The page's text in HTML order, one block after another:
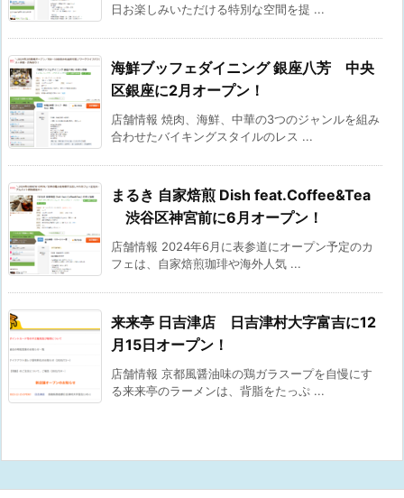
日お楽しみいただける特別な空間を提 ...
海鮮ブッフェダイニング 銀座八芳 中央
区銀座に2月オープン！
店舗情報 焼肉、海鮮、中華の3つのジャンルを組み
合わせたバイキングスタイルのレス ...
まるき 自家焙煎 Dish feat.Coffee&Tea
渋谷区神宮前に6月オープン！
店舗情報 2024年6月に表参道にオープン予定のカ
フェは、自家焙煎珈琲や海外人気 ...
来来亭 日吉津店 日吉津村大字富吉に12
月15日オープン！
店舗情報 京都風醤油味の鶏ガラスープを自慢にす
る来来亭のラーメンは、背脂をたっぷ ...